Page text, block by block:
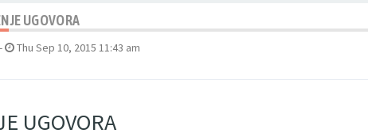
UGOVORA
- Thu Sep 10, 2015 11:43 am
UGOVORA